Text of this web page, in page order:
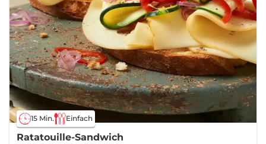
15 Min. Einfach
Ratatouille-Sandwich